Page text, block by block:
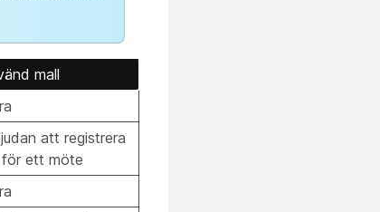
mall
att registrera
för ett möte